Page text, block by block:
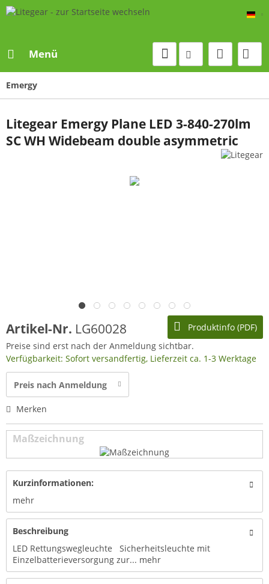
Menü
Emergy
Litegear Emergy Plane LED 3-840-270lm
SC WH Widebeam double asymmetric
Produktinfo (PDF)
Artikel-Nr. LG60028
Preise sind erst nach der Anmeldung sichtbar.
Verfügbarkeit: Sofort versandfertig, Lieferzeit ca. 1-3 Werktage
Preis nach Anmeldung
Merken
Maßzeichnung
Kurzinformationen:
mehr
Beschreibung
LED Rettungswegleuchte Sicherheitsleuchte mit
Einzelbatterieversorgung zur... mehr